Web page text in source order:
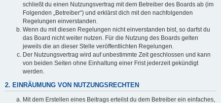
schließt du einen Nutzungsvertrag mit dem Betreiber des Boards ab (im
Folgenden „Betreiber“) und erklärst dich mit den nachfolgenden
Regelungen einverstanden.
Wenn du mit diesen Regelungen nicht einverstanden bist, so darfst du
das Board nicht weiter nutzen. Für die Nutzung des Boards gelten
jeweils die an dieser Stelle veröffentlichten Regelungen.
Der Nutzungsvertrag wird auf unbestimmte Zeit geschlossen und kann
von beiden Seiten ohne Einhaltung einer Frist jederzeit gekündigt
werden.
2. EINRÄUMUNG VON NUTZUNGSRECHTEN
Mit dem Erstellen eines Beitrags erteilst du dem Betreiber ein einfaches,